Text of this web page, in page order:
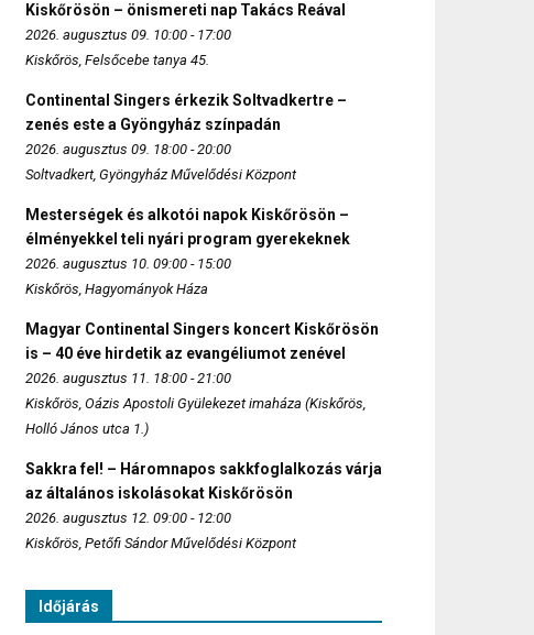
Kiskőrösön – önismereti nap Takács Reával
2026. augusztus 09. 10:00 - 17:00
Kiskőrös, Felsőcebe tanya 45.
Continental Singers érkezik Soltvadkertre –
zenés este a Gyöngyház színpadán
2026. augusztus 09. 18:00 - 20:00
Soltvadkert, Gyöngyház Művelődési Központ
Mesterségek és alkotói napok Kiskőrösön –
élményekkel teli nyári program gyerekeknek
2026. augusztus 10. 09:00 - 15:00
Kiskőrös, Hagyományok Háza
Magyar Continental Singers koncert Kiskőrösön
is – 40 éve hirdetik az evangéliumot zenével
2026. augusztus 11. 18:00 - 21:00
Kiskőrös, Oázis Apostoli Gyülekezet imaháza (Kiskőrös,
Holló János utca 1.)
Sakkra fel! – Háromnapos sakkfoglalkozás várja
az általános iskolásokat Kiskőrösön
2026. augusztus 12. 09:00 - 12:00
Kiskőrös, Petőfi Sándor Művelődési Központ
Időjárás